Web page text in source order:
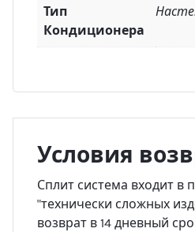
Тип
Кондиционера
Условия
Сплит система входит в
"технически сложных
возврат в 14 дневный